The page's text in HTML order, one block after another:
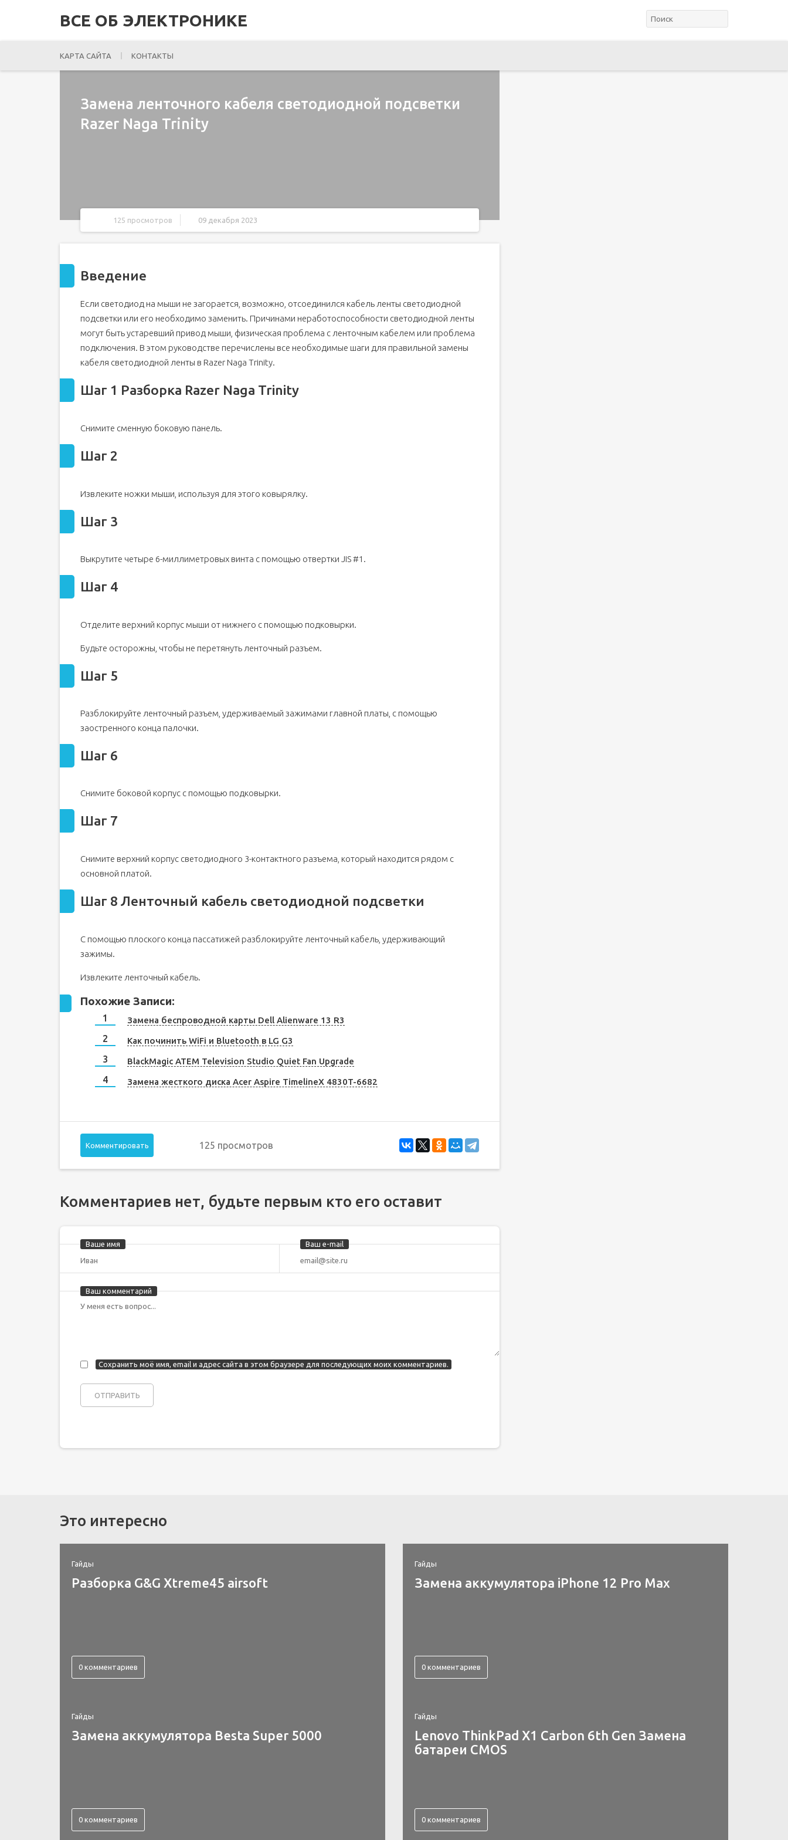
ВСЕ ОБ ЭЛЕКТРОНИКЕ
КАРТА САЙТА КОНТАКТЫ
Замена ленточного кабеля светодиодной подсветки
Razer Naga Trinity
125 просмотров 09 декабря 2023
Введение
Если светодиод на мыши не загорается, возможно, отсоединился кабель ленты светодиодной
подсветки или его необходимо заменить. Причинами неработоспособности светодиодной ленты
могут быть устаревший привод мыши, физическая проблема с ленточным кабелем или проблема
подключения. В этом руководстве перечислены все необходимые шаги для правильной замены
кабеля светодиодной ленты в Razer Naga Trinity.
Шаг 1 Разборка Razer Naga Trinity
Снимите сменную боковую панель.
Шаг 2
Извлеките ножки мыши, используя для этого ковырялку.
Шаг 3
Выкрутите четыре 6-миллиметровых винта с помощью отвертки JIS #1.
Шаг 4
Отделите верхний корпус мыши от нижнего с помощью подковырки.
Будьте осторожны, чтобы не перетянуть ленточный разъем.
Шаг 5
Разблокируйте ленточный разъем, удерживаемый зажимами главной платы, с помощью
заостренного конца палочки.
Шаг 6
Снимите боковой корпус с помощью подковырки.
Шаг 7
Снимите верхний корпус светодиодного 3-контактного разъема, который находится рядом с
основной платой.
Шаг 8 Ленточный кабель светодиодной подсветки
С помощью плоского конца пассатижей разблокируйте ленточный кабель, удерживающий
зажимы.
Извлеките ленточный кабель.
Похожие Записи:
Замена беспроводной карты Dell Alienware 13 R3
Как починить WiFi и Bluetooth в LG G3
BlackMagic ATEM Television Studio Quiet Fan Upgrade
Замена жесткого диска Acer Aspire TimelineX 4830T-6682
Комментировать 125 просмотров
Комментариев нет, будьте первым кто его оставит
Ваше имя Ваш e-mail
Ваш комментарий
Сохранить моё имя, email и адрес сайта в этом браузере для последующих моих комментариев.
Это интересно
Гайды
Разборка G&G Xtreme45 airsoft
0 комментариев
Гайды
Замена аккумулятора iPhone 12 Pro Max
0 комментариев
Гайды
Замена аккумулятора Besta Super 5000
0 комментариев
Гайды
Lenovo ThinkPad X1 Carbon 6th Gen Замена
батареи CMOS
0 комментариев